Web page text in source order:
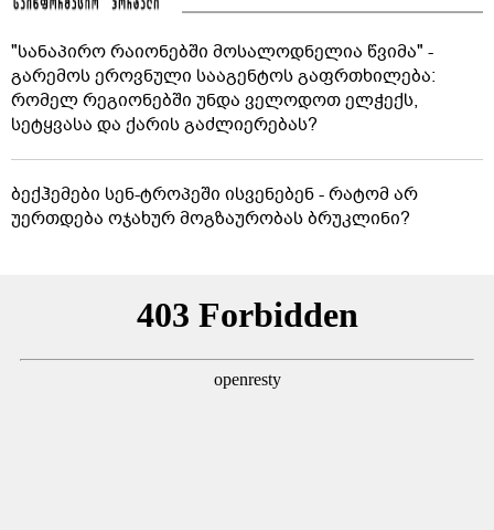
"სანაპირო რაიონებში მოსალოდნელია წვიმა" -
გარემოს ეროვნული სააგენტოს გაფრთხილება:
რომელ რეგიონებში უნდა ველოდოთ ელჭექს,
სეტყვასა და ქარის გაძლიერებას?
ბექჰემები სენ-ტროპეში ისვენებენ - რატომ არ
უერთდება ოჯახურ მოგზაურობას ბრუკლინი?